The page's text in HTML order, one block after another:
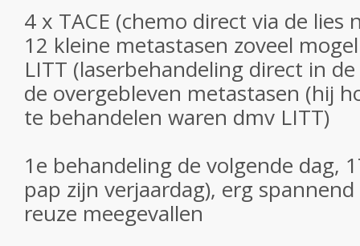
4 x TACE (chemo direct via de lies
12 kleine metastasen zoveel
LITT (laserbehandeling direct in
de overgebleven metastasen (hij
te behandelen waren dmv LITT)
1e behandeling de volgende dag,
pap zijn verjaardag), erg
reuze meegevallen